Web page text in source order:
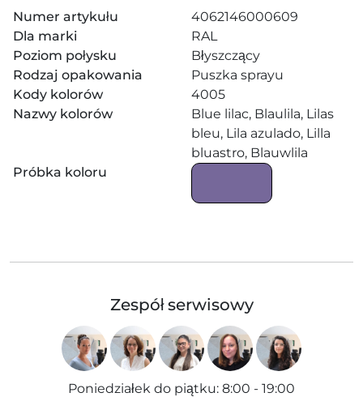
Numer artykułu
4062146000609
Dla marki
RAL
Poziom połysku
Błyszczący
Rodzaj opakowania
Puszka sprayu
Kody kolorów
4005
Nazwy kolorów
Blue lilac, Blaulila, Lilas
bleu, Lila azulado, Lilla
bluastro, Blauwlila
Próbka koloru
Zespół serwisowy
Poniedziałek do piątku: 8:00 - 19:00